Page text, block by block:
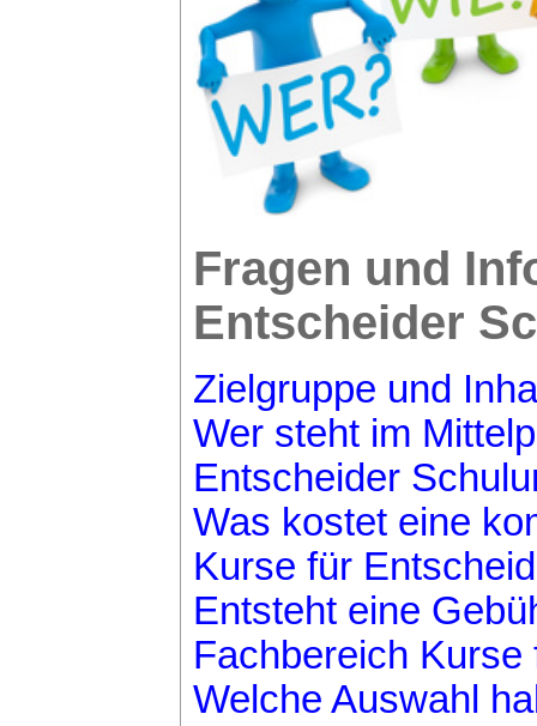
Fragen und
Entscheider
Zielgruppe und
Wer steht im
Entscheider
Was kostet eine
Kurse für
Entsteht eine
Fachbereich
Welche Auswahl